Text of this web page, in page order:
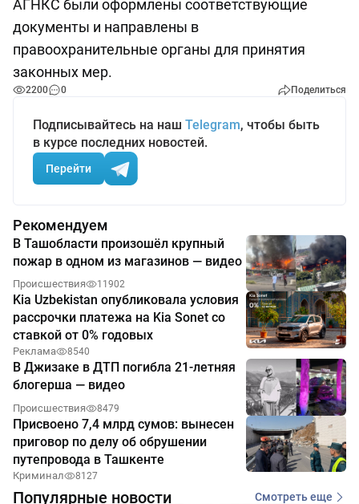
АГНКС были оформлены соответствующие
документы и направлены в
правоохранительные органы для принятия
законных мер.
2200 0 Поделиться
Подписывайтесь на наш Telegram, чтобы быть
в курсе последних новостей.
Перейти
Рекомендуем
В Ташобласти произошёл крупный
пожар в одном из магазинов — видео
Происшествия 11902
Kia Uzbekistan опубликовала условия
рассрочки платежа на Kia Sonet со
ставкой от 0% годовых
Реклама 8540
В Джизаке в ДТП погибла 21-летняя
блогерша — видео
Происшествия 8479
Присвоено 7,4 млрд сумов: вынесен
приговор по делу об обрушении
путепровода в Ташкенте
Криминал 8127
Популярные новости Смотреть еще